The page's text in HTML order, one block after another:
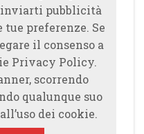
inviarti pubblicità
preferenze. Se
il consenso a
Privacy Policy.
scorrendo
qualunque suo
dei cookie.